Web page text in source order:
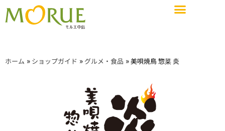
お知らせ
求人情報
イベントスペース&会議室
ホーム » ショップガイド » グルメ・食品 »美唄焼鳥 惣菜 炎